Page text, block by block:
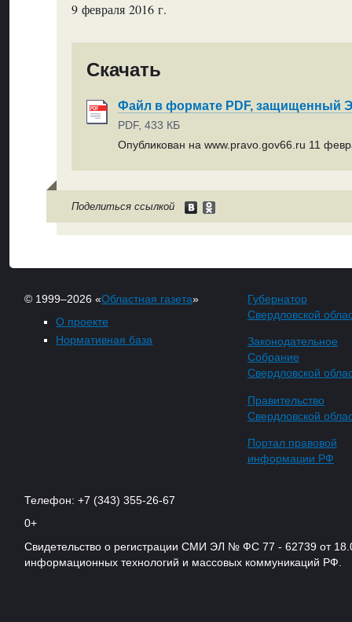
9 февраля 2016 г.
Скачать
Файл в формате PDF, защищенный
PDF, 433 КБ
Опубликован на www.pravo.gov66.ru 11
Поделиться ссылкой
© 1999–2026 «Областная газета»
О проекте
Нормативная база
Губернатор
Свердловской
Законодательное
Собрание
Свердловской
Правительство
Свердловской
Портал правовой
информации РФ
Телефон: +7 (343) 355-26-67
0+
Свидетельство о регистрации СМИ ЭЛ № ФС 77 - 62739 от
информационных технологий и массовых коммуникаций РФ.